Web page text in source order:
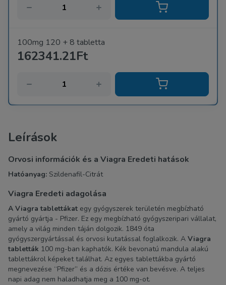
100mg 120 + 8 tabletta
162341.21Ft
Leírások
Orvosi információk és a Viagra Eredeti hatások
Hatóanyag: Szildenafil-Citrát
Viagra Eredeti adagolása
A Viagra tablettákat egy gyógyszerek területén megbízható
gyártó gyártja - Pfizer. Ez egy megbízható gyógyszeripari vállalat,
amely a világ minden táján dolgozik. 1849 óta
gyógyszergyártással és orvosi kutatással foglalkozik. A Viagra
tabletták 100 mg-ban kaphatók. Kék bevonatú mandula alakú
tablettákrol képeket találhat. Az egyes tablettákba gyártó
megnevezése “Pfizer” és a dózis értéke van bevésve. A teljes
napi adag nem haladhatja meg a 100 mg-ot.